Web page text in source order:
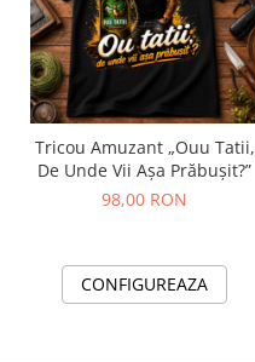
Tricou Amuzant „Ouu Tatii,
De Unde Vii Așa Prăbușit?”
98,00 RON
CONFIGUREAZA